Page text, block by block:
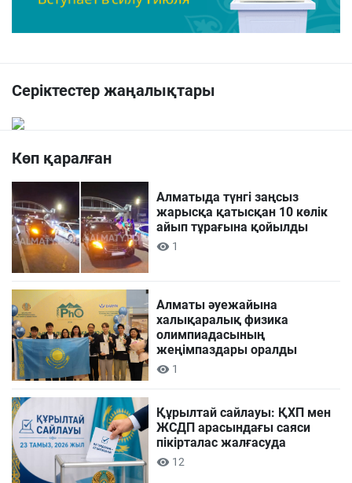
Серіктестер жаңалықтары
Көп қаралған
Алматыда түнгі заңсыз
жарысқа қатысқан 10 көлік
айып тұрағына қойылды
1
Алматы әуежайына
халықаралық физика
олимпиадасының
жеңімпаздары оралды
1
Құрылтай сайлауы: ҚХП мен
ЖСДП арасындағы саяси
пікірталас жалғасуда
12